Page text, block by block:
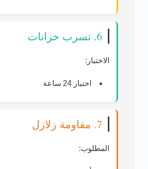
6. تسرب خزانات
الاختبار:
اختبار 24 ساعة
7. مقاومة زلازل
المطلوب: